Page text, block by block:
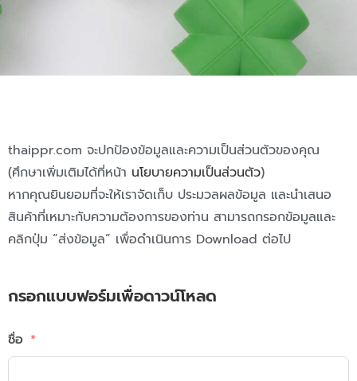
thaippr.com จะปกป้องข้อมูลและความเป็นส่วนตัวของคุณ
(ศึกษาเพิ่มเติมได้ที่หน้า นโยบายความเป็นส่วนตัว)
หากคุณยินยอมที่จะให้เราจัดเก็บ ประมวลผลข้อมูล และนำเสนอ
สินค้าที่เหมาะกับความต้องการของท่าน สามารถกรอกข้อมูลและ
คลิกปุ่ม “ส่งข้อมูล” เพื่อดำเนินการ Download ต่อไป
กรอกแบบฟอร์มเพื่อดาวน์โหลด
ชื่อ